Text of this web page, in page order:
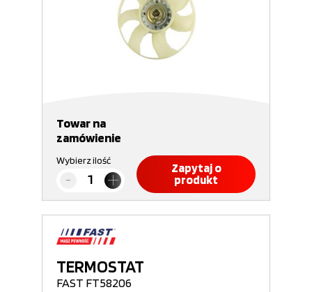
Towar na
zamówienie
Wybierz ilość
Zapytaj o
produkt
TERMOSTAT
FAST FT58206